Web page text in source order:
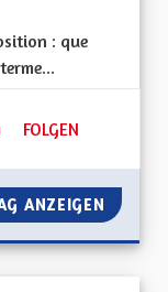
: que
50 FOLLOWER
FOLGEN
LE HANDICAP
ANZEIGEN LE